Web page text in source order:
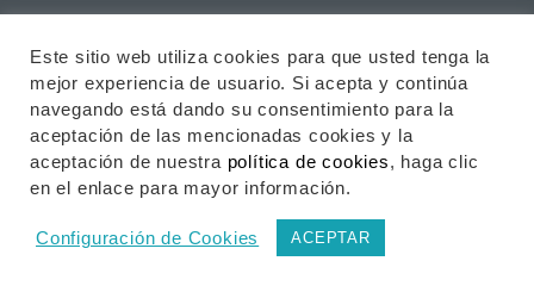
Este sitio web utiliza cookies para que usted tenga la
mejor experiencia de usuario. Si acepta y continúa
navegando está dando su consentimiento para la
aceptación de las mencionadas cookies y la
aceptación de nuestra política de cookies, haga clic
en el enlace para mayor información.
Configuración de Cookies ACEPTAR